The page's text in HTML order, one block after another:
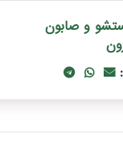
و صابون